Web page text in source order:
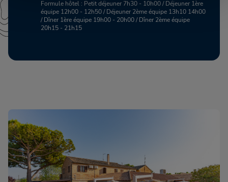
Formule hôtel : Petit déjeuner 7h30 - 10h00 / Déjeuner 1ère
équipe 12h00 - 12h50 / Déjeuner 2ème équipe 13h10 14h00
/ Dîner 1ère équipe 19h00 - 20h00 / Dîner 2ème équipe
20h15 - 21h15